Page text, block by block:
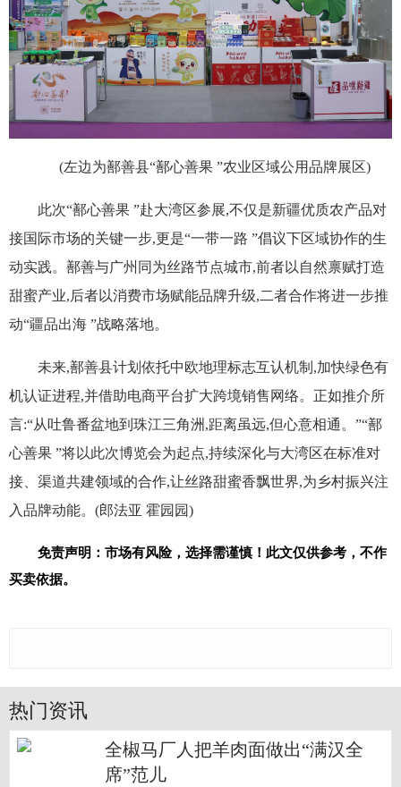
(左边为鄯善县“鄯心善果 ”农业区域公用品牌展区)
此次“鄯心善果 ”赴大湾区参展,不仅是新疆优质农产品对
接国际市场的关键一步,更是“一带一路 ”倡议下区域协作的生
动实践。鄯善与广州同为丝路节点城市,前者以自然禀赋打造
甜蜜产业,后者以消费市场赋能品牌升级,二者合作将进一步推
动“疆品出海 ”战略落地。
未来,鄯善县计划依托中欧地理标志互认机制,加快绿色有
机认证进程,并借助电商平台扩大跨境销售网络。正如推介所
言:“从吐鲁番盆地到珠江三角洲,距离虽远,但心意相通。”“鄯
心善果 ”将以此次博览会为起点,持续深化与大湾区在标准对
接、渠道共建领域的合作,让丝路甜蜜香飘世界,为乡村振兴注
入品牌动能。(郎法亚 霍园园)
免责声明：市场有风险，选择需谨慎！此文仅供参考，不作
买卖依据。
热门资讯
全椒马厂人把羊肉面做出“满汉全
席”范儿